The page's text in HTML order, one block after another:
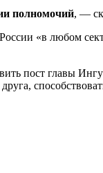
полномочий, —
«в любом
пост главы